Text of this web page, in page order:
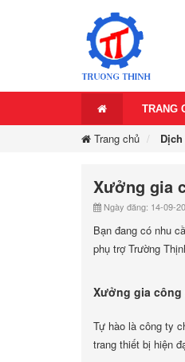
TRANG
Trang chủ
Xưởng gia
Ngày đăng: 14-09-
Bạn đang có nhu
phụ trợ Trường
Xưởng gia công
Tự hào là công ty
trang thiết bị hiện